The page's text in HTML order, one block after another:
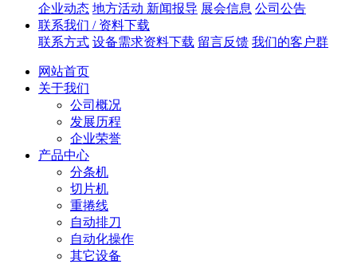
企业动态 地方活动 新闻报导 展会信息 公司公告
联系我们 / 资料下载
联系方式 设备需求资料下载 留言反馈 我们的客户群
网站首页
关于我们
公司概况
发展历程
企业荣誉
产品中心
分条机
切片机
重捲线
自动排刀
自动化操作
其它设备